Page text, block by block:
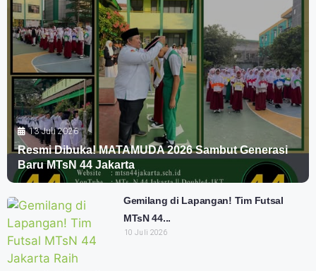
13 Juli 2026
Resmi Dibuka! MATAMUDA 2026 Sambut Generasi
Baru MTsN 44 Jakarta
Gemilang di Lapangan! Tim Futsal
MTsN 44...
10 Juli 2026